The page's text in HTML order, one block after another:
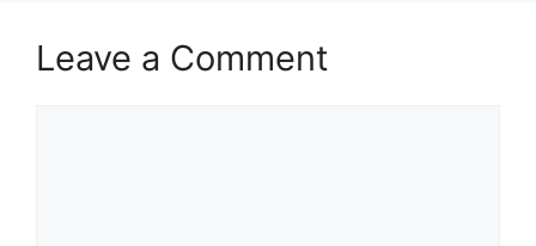
Leave a Comment